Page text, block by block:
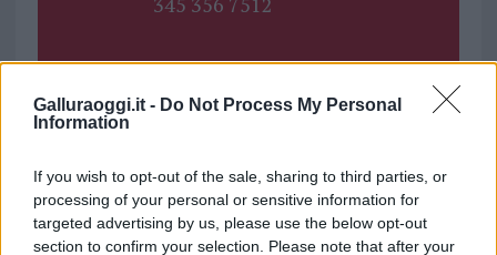
Galluraoggi.it - Do Not Process My Personal
Information
If you wish to opt-out of the sale, sharing to third parties, or
processing of your personal or sensitive information for
targeted advertising by us, please use the below opt-out
section to confirm your selection. Please note that after your
Notizie in tempo reale?
GalluraOggi.it